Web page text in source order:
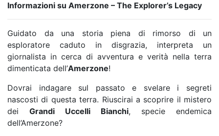
Informazioni su Amerzone – The Explorer’s Legacy
Guidato da una storia piena di rimorso di un
esploratore caduto in disgrazia, interpreta un
giornalista in cerca di avventura e verità nella terra
dimenticata dell’Amerzone!
Dovrai indagare sul passato e svelare i segreti
nascosti di questa terra. Riuscirai a scoprire il mistero
dei Grandi Uccelli Bianchi, specie endemica
dell’Amerzone?